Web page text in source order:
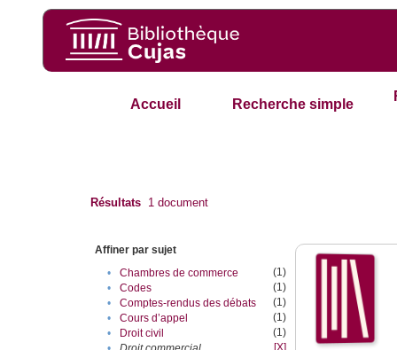
Accueil Recherche simple
Résultats 1 document
Affiner par sujet
•
Chambres de commerce
(1)
•
Codes
(1)
•
Comptes-rendus des débats
(1)
•
Cours d’appel
(1)
•
Droit civil
(1)